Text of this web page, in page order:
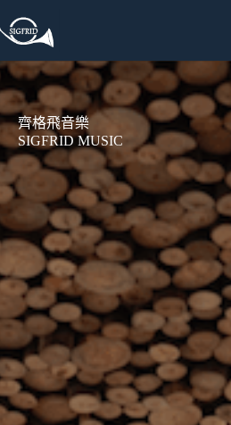
齊格飛音樂
SIGFRID MUSIC